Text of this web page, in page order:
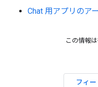
Chat 用アプリのア
この情報
フィ